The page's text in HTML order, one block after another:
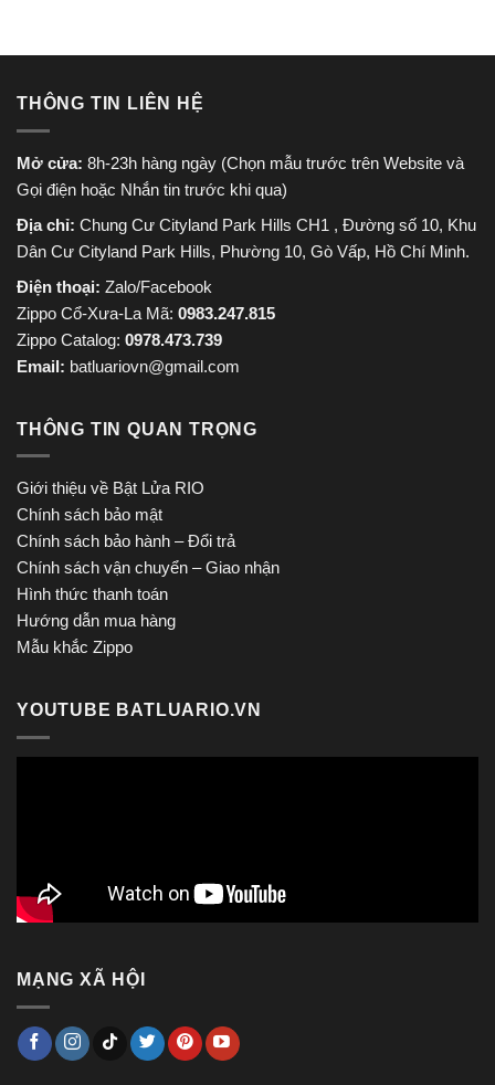
THÔNG TIN LIÊN HỆ
Mở cửa: 8h-23h hàng ngày (Chọn mẫu trước trên Website và
Gọi điện hoặc Nhắn tin trước khi qua)
Địa chỉ: Chung Cư Cityland Park Hills CH1 , Đường số 10, Khu
Dân Cư Cityland Park Hills, Phường 10, Gò Vấp, Hồ Chí Minh.
Điện thoại: Zalo/Facebook
Zippo Cổ-Xưa-La Mã: 0983.247.815
Zippo Catalog: 0978.473.739
Email: batluariovn@gmail.com
THÔNG TIN QUAN TRỌNG
Giới thiệu về Bật Lửa RIO
Chính sách bảo mật
Chính sách bảo hành – Đổi trả
Chính sách vận chuyển – Giao nhận
Hình thức thanh toán
Hướng dẫn mua hàng
Mẫu khắc Zippo
YOUTUBE BATLUARIO.VN
MẠNG XÃ HỘI